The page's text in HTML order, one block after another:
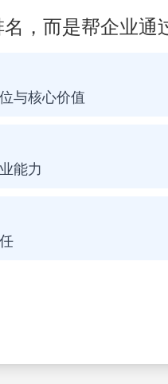
，而是帮企业通
与核心价值
能力